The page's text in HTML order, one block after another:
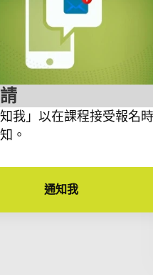
我」以在課程接受報名
。
通知我